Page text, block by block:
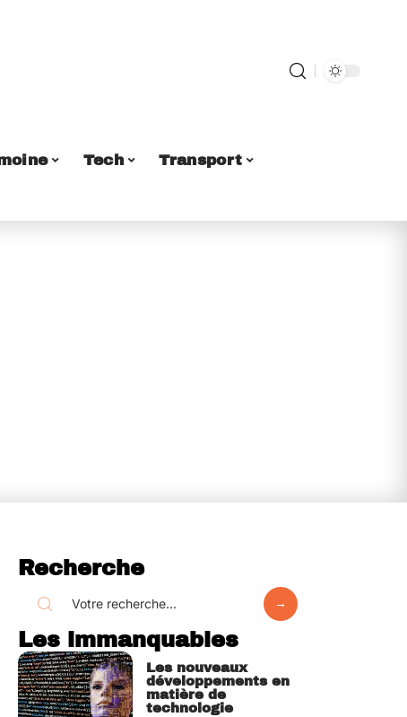
Tech Transport
Recherche
Les immanquables
Les nouveaux
développements en
matière de
technologie